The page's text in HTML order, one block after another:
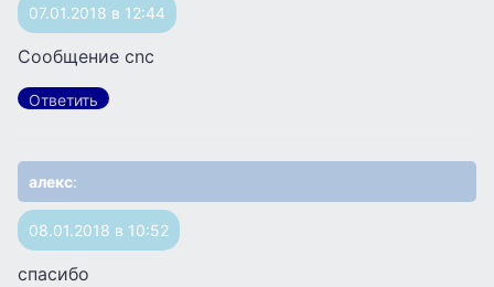
07.01.2018 в 12:44
Сообщение cnc
Ответить
алекс:
08.01.2018 в 10:52
спасибо